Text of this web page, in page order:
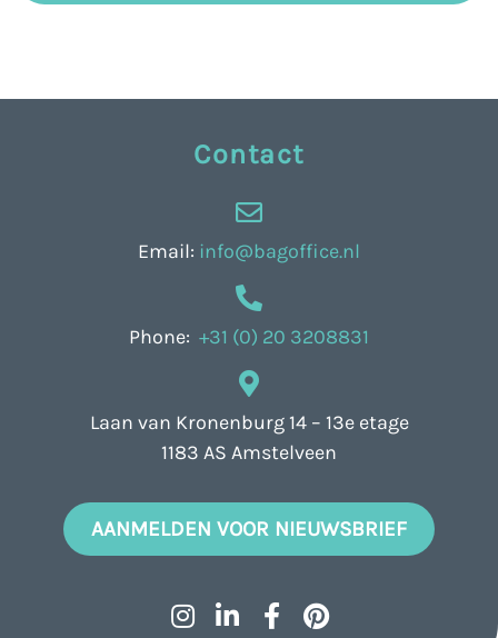
Contact
Email: info@bagoffice.nl
Phone: +31 (0) 20 3208831
Laan van Kronenburg 14 – 13e etage
1183 AS Amstelveen
AANMELDEN VOOR NIEUWSBRIEF